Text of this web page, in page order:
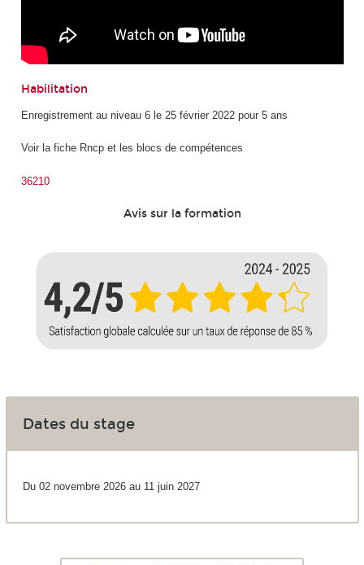
Habilitation
Enregistrement au niveau 6 le 25 février 2022 pour 5 ans
Voir la fiche Rncp et les blocs de compétences
36210
Avis sur la formation
Dates du stage
Du 02 novembre 2026 au 11 juin 2027